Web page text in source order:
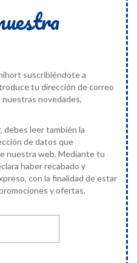
suscribiéndote a
tu dirección de correo
novedades,
debes leer también la
de datos que
nuestra web. Mediante tu
haber recabado y
con la finalidad de estar
y ofertas.